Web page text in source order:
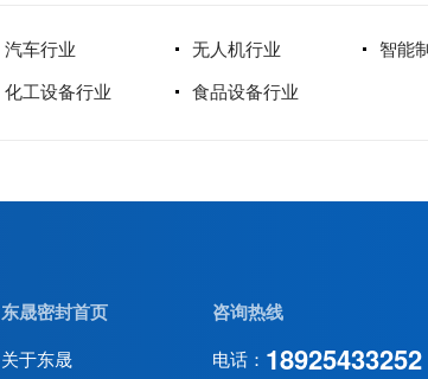
汽车行业 无人机行业 智能
化工设备行业
食品设备行业
东晟密封首页
关于东晟
咨询热线
电话： 18925433252